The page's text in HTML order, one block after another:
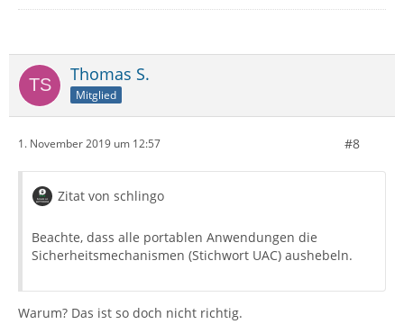
Thomas S.
Mitglied
1. November 2019 um 12:57 #8
Zitat von schlingo
Beachte, dass alle portablen Anwendungen die
Sicherheitsmechanismen (Stichwort UAC) aushebeln.
Warum? Das ist so doch nicht richtig.